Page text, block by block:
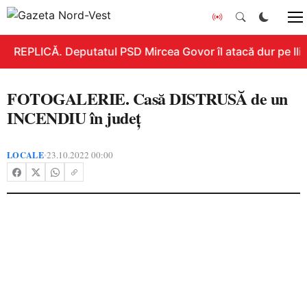
REPLICĂ. Deputatul PSD Mircea Govor îl atacă dur pe
FOTOGALERIE. Casă DISTRUSĂ de un
INCENDIU în județ
LOCALE•23.10.2022 00:00